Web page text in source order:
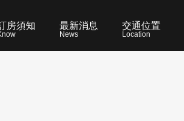
房須知 最新消息
News
交通位置
Location